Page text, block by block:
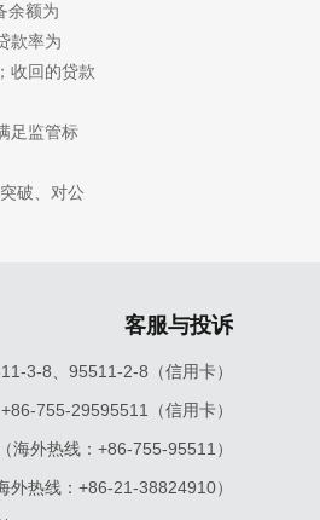
余额为
款率为
收回的贷款
足监管标
破、对公
客服与投诉
3-8、95511-2-8（信用卡）
755-29595511（信用卡）
海外热线：+86-755-95511）
热线：+86-21-38824910）